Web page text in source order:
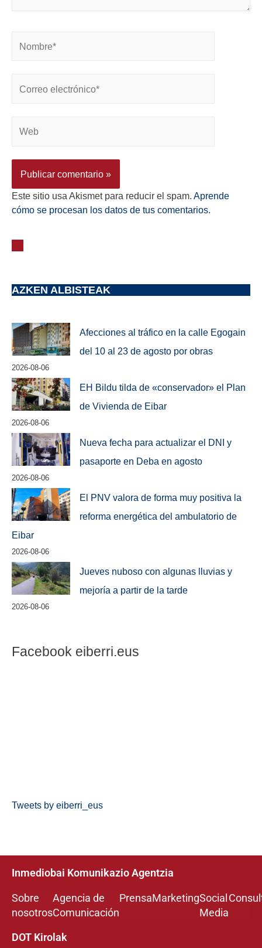
Este sitio usa Akismet para reducir el spam. Aprende
cómo se procesan los datos de tus comentarios.
AZKEN ALBISTEAK
Afecciones al tráfico en la calle Egogain
del 10 al 23 de agosto por obras
2026-08-06
EH Bildu tilda de «conservador» el Plan
de Vivienda de Eibar
2026-08-06
Nueva fecha para actualizar el DNI y
pasaporte en Deba en agosto
2026-08-06
El PNV valora de forma muy positiva la
reforma energética del ambulatorio de
Eibar
2026-08-06
Jueves nuboso con algunas lluvias y
mejoría a partir de la tarde
2026-08-06
Facebook eiberri.eus
Tweets by eiberri_eus
Inmediobai Komunikazio Agentzia
Sobre
nosotros
Agencia de
Comunicación
PrensaMarketingSocial
Media
DOT Kirolak